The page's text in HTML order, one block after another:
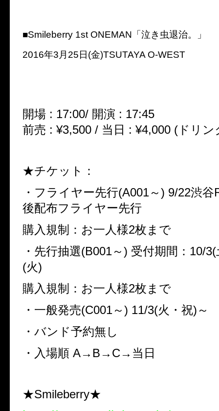
■Smileberry 1st ONEMAN「泣き虫退治。」
2016年3月25日(金)TSUTAYA O-WEST
開場 : 17:00/ 開演 : 17:45
前売 : ¥3,500 / 当日 : ¥4,000 (ドリン
★チケット：
・フライヤー先行(A001～) 9/22渋谷
後配布フライヤー先行
購入規制：お一人様2枚まで
・先行抽選(B001～) 受付期間：10/
(火)
購入規制：お一人様2枚まで
・一般発売(C001～) 11/3(火・祝)～
・バンド予約無し
・入場順 A→B→C→当日
★Smileberry★